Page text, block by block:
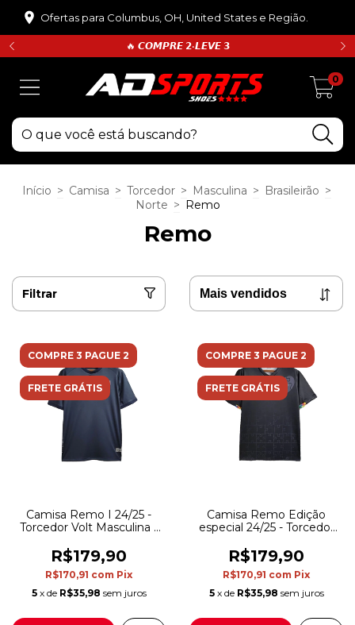
Ofertas para Columbus, OH, United States e Região.
🔥 𝘾𝙊𝙈𝙋𝙍𝙀 𝟮•𝙇𝙀𝙑𝙀 𝟯
0
Início > Camisa > Torcedor > Masculina > Brasileirão >
Norte > Remo
Remo
Filtrar
COMPRE 3 PAGUE 2
FRETE GRÁTIS
Camisa Remo I 24/25 -
Torcedor Volt Masculina -
R$179,90
R$170,91 com Pix
5 x de R$35,98 sem juros
COMPRE 3 PAGUE 2
FRETE GRÁTIS
Camisa Remo Edição
especial 24/25 - Torcedor
R$179,90
R$170,91 com Pix
5 x de R$35,98 sem juros